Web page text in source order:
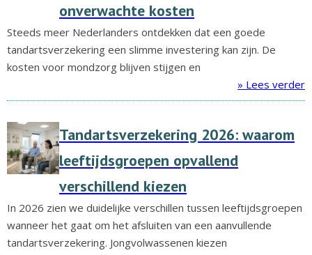
onverwachte kosten
Steeds meer Nederlanders ontdekken dat een goede
tandartsverzekering een slimme investering kan zijn. De
kosten voor mondzorg blijven stijgen en
» Lees verder
Tandartsverzekering 2026: waarom
leeftijdsgroepen opvallend
verschillend kiezen
In 2026 zien we duidelijke verschillen tussen leeftijdsgroepen
wanneer het gaat om het afsluiten van een aanvullende
tandartsverzekering. Jongvolwassenen kiezen